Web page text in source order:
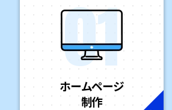
ホームページ
制作